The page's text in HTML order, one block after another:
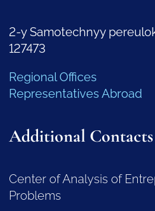
2-y Samotechnyy
127473
Regional Offices
Representatives Abroad
Additional Contacts
Center of Analysis of
Problems